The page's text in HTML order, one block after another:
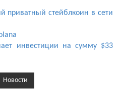
приватный стейблкоин в сети
инвестиции на сумму $33
Новости